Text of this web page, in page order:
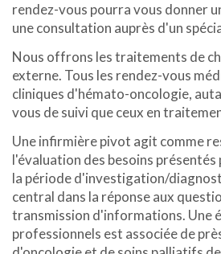
rendez-vous pourra vous donner
une consultation auprès d'un
Nous offrons les traitements de
externe. Tous les rendez-vous
cliniques d'hémato-oncologie,
vous de suivi que ceux en
Une infirmière pivot agit comme
l'évaluation des besoins présentés
la période d'investigation/
central dans la réponse aux
transmission d'informations. Une
professionnels est associée de